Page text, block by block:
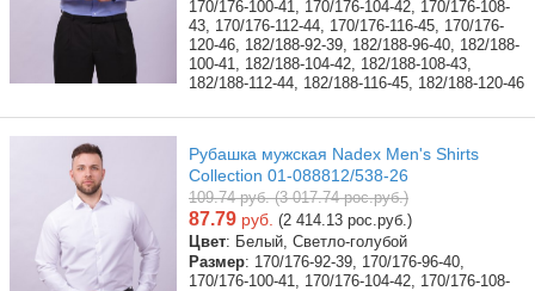
170/176-100-41, 170/176-104-42, 170/176-108-
43, 170/176-112-44, 170/176-116-45, 170/176-
120-46, 182/188-92-39, 182/188-96-40, 182/188-
100-41, 182/188-104-42, 182/188-108-43,
182/188-112-44, 182/188-116-45, 182/188-120-46
Рубашка мужская Nadex Men's Shirts
Collection 01-088812/538-26
109.74 руб. (3 017.74 рос.руб.)
87.79 руб. (2 414.13 рос.руб.)
Цвет: Белый, Светло-голубой
Размер: 170/176-92-39, 170/176-96-40,
170/176-100-41, 170/176-104-42, 170/176-108-